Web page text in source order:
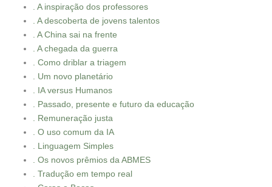
. A inspiração dos professores
. A descoberta de jovens talentos
. A China sai na frente
. A chegada da guerra
. Como driblar a triagem
. Um novo planetário
. IA versus Humanos
. Passado, presente e futuro da educação
. Remuneração justa
. O uso comum da IA
. Linguagem Simples
. Os novos prêmios da ABMES
. Tradução em tempo real